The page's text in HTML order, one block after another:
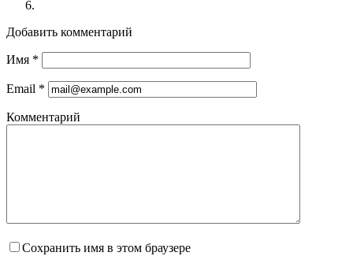
Добавить комментарий
Имя *
Email *
Комментарий
Сохранить имя в этом браузере